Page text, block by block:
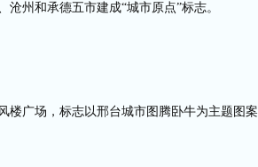
州和承德五市建成“城市原点”标志。
广场，标志以邢台城市图腾卧牛为主题图案